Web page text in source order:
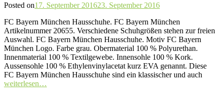
Posted on17. September 201623. September 2016
FC Bayern München Hausschuhe. FC Bayern München
Artikelnummer 20655. Verschiedene Schuhgrößen stehen zur freien
Auswahl. FC Bayern München Hausschuhe. Motiv FC Bayern
München Logo. Farbe grau. Obermaterial 100 % Polyurethan.
Innenmaterial 100 % Textilgewebe. Innensohle 100 % Kork.
Aussensohle 100 % Ethylenvinylacetat kurz EVA genannt. Diese
FC Bayern München Hausschuhe sind ein klassischer und auch
weiterlesen…